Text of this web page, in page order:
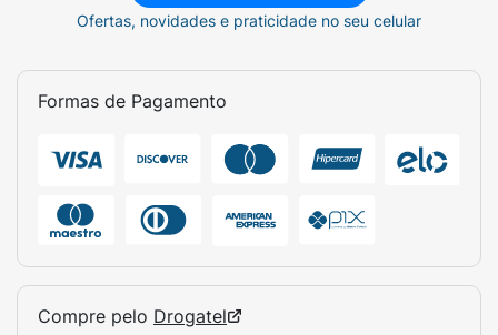
Ofertas, novidades e praticidade no seu celular
Formas de Pagamento
Compre pelo Drogatel